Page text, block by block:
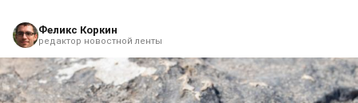
Феликс Коркин
редактор новостной ленты